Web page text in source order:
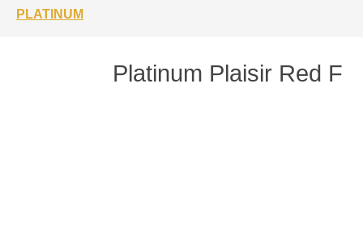
PLATINUM
Platinum Plaisir Red F